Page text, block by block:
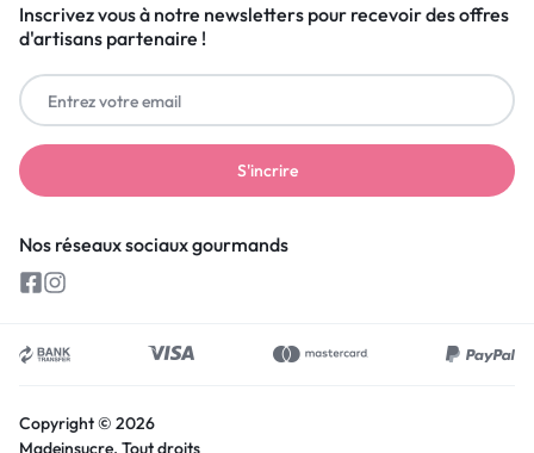
Inscrivez vous à notre newsletters pour recevoir des offres
d'artisans partenaire !
Nos réseaux sociaux gourmands
Copyright © 2026
Madeinsucre, Tout droits